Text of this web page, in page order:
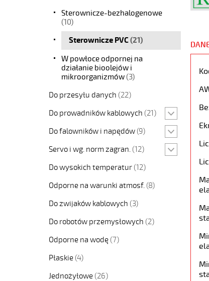
Sterownicze-bezhalogenowe
(10)
Sterownicze PVC(21)
W powłoce odpornej na
działanie bioolejów i
mikroorganizmów(3)
Do przesyłu danych (22)
Do prowadników kablowych (21)
Do falowników i napędów (9)
Servo i wg. norm zagran. (12)
Do wysokich temperatur (12)
Odporne na warunki atmosf. (8)
Do zwijaków kablowych (3)
Do robotów przemysłowych (2)
Odporne na wodę (7)
Płaskie (4)
Jednożyłowe (26)